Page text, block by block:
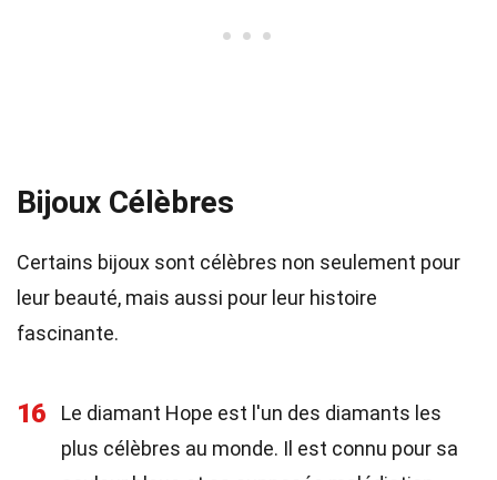
Bijoux Célèbres
Certains bijoux sont célèbres non seulement pour
leur beauté, mais aussi pour leur histoire
fascinante.
16
Le diamant Hope est l'un des diamants les
plus célèbres au monde. Il est connu pour sa